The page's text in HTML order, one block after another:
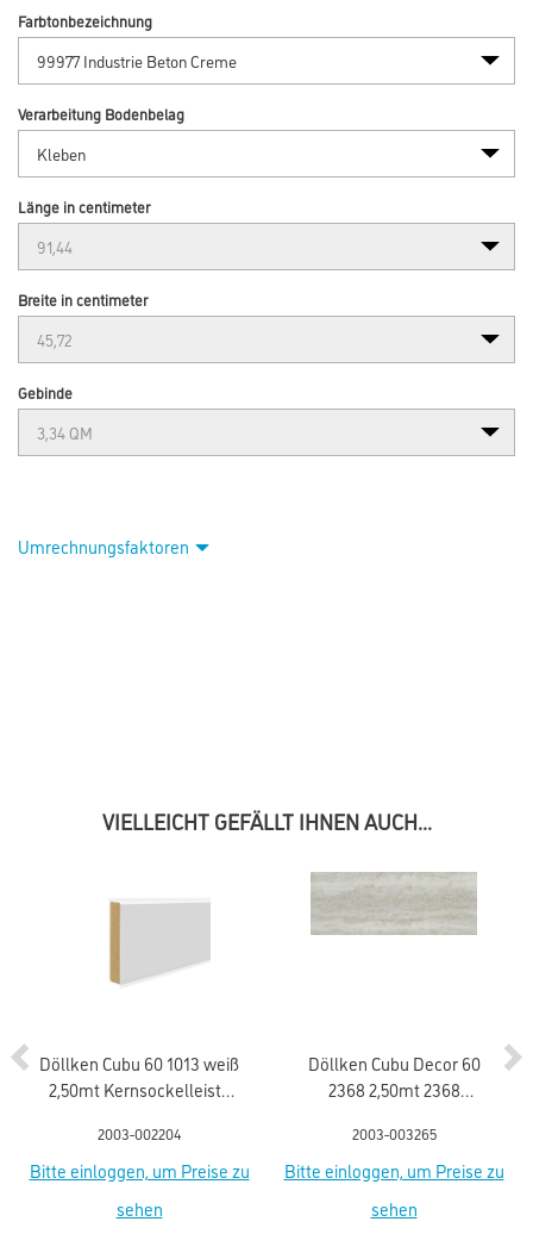
Farbtonbezeichnung
Verarbeitung Bodenbelag
Länge in centimeter
Breite in centimeter
Gebinde
Umrechnungsfaktoren
VIELLEICHT GEFÄLLT IHNEN AUCH...
Döllken Cubu 60 1013 weiß
2,50mt Kernsockelleiste
2003-002204
Bitte einloggen, um Preise zu
sehen
Döllken Cubu Decor 60
2368 2,50mt 2368
Flex life
2003-003265
Bitte einloggen, um Preise zu
sehen